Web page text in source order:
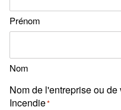
Prénom
Nom
Nom de l'entreprise ou
Incendie*